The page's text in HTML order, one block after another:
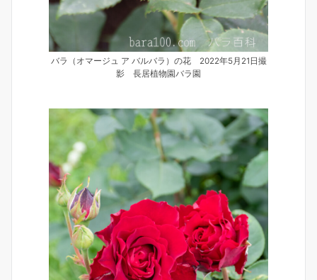
バラ（オマージュ ア バルバラ）の花 2022年5月21日撮
影 長居植物園バラ園